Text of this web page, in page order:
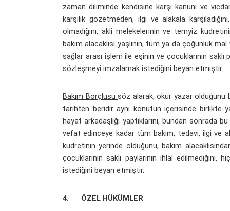
zaman diliminde kendisine karşı kanuni ve
karşılık gözetmeden, ilgi ve alakala
olmadığını, akli melekelerinin ve temyiz
bakım alacaklısı yaşlının, tüm ya da çoğunluk
sağlar arası işlem ile eşinin ve çocuklarının
sözleşmeyi imzalamak istediğini beyan etmiştir.
Bakım Borçlususöz alarak, okur yazar olduğunu
tarihten beridir aynı konutun içerisinde birlikte
hayat arkadaşlığı yaptıklarını, bundan sonrada
vefat edinceye kadar tüm bakım, tedavi, ilgi ve
kudretinin yerinde olduğunu, bakım
çocuklarının saklı paylarının ihlal
istediğini beyan etmiştir.
4. ÖZEL HÜKÜMLER